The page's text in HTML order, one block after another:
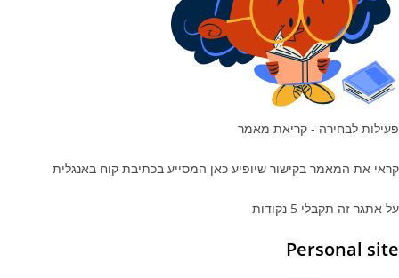
פעילות לבחירה - קריאת מאמר
קראי את המאמר בקישור שיופיע כאן המסייע בכתיבת קוח באנגלית
על אתגר זה תקבלי 5 נקודות
Personal site